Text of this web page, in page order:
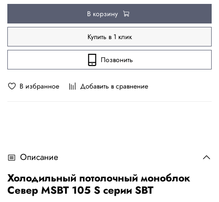
В избранное Добавить в сравнение
В корзину
Купить в 1 клик
Позвонить
Описание
Холодильный потолочный моноблок
Север MSBT 105 S серии SBT